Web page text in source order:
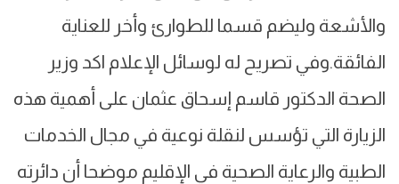
والأشعة وليضم قسما للطوارئ وأخر للعناية
الفائقة.وفي تصريح له لوسائل الإعلام اكد وزير
الصحة الدكتور قاسم إسحاق عثمان على أهمية هذه
الزيارة التي تؤسس لنقلة نوعية في مجال الخدمات
الطبية والرعاية الصحية في الإقليم موضحا أن دائرته